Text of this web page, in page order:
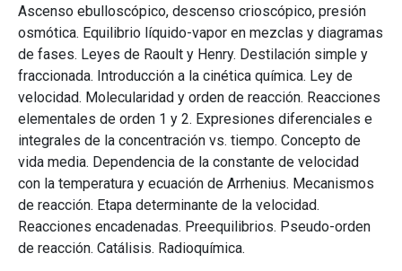
Ascenso ebulloscópico, descenso crioscópico, presión
osmótica. Equilibrio líquido-vapor en mezclas y diagramas
de fases. Leyes de Raoult y Henry. Destilación simple y
fraccionada. Introducción a la cinética química. Ley de
velocidad. Molecularidad y orden de reacción. Reacciones
elementales de orden 1 y 2. Expresiones diferenciales e
integrales de la concentración vs. tiempo. Concepto de
vida media. Dependencia de la constante de velocidad
con la temperatura y ecuación de Arrhenius. Mecanismos
de reacción. Etapa determinante de la velocidad.
Reacciones encadenadas. Preequilibrios. Pseudo-orden
de reacción. Catálisis. Radioquímica.